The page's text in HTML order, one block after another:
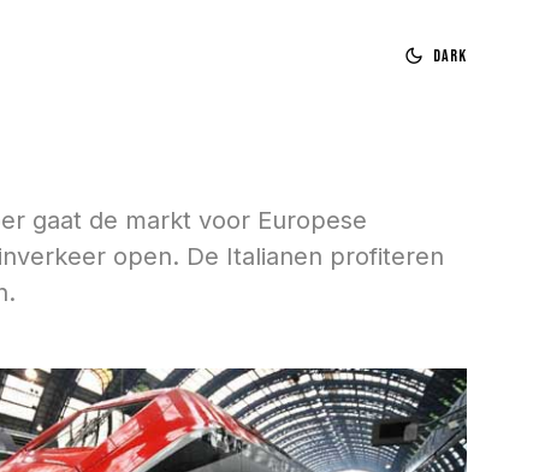
Dark
gaat de markt voor Europese
open. De Italianen profiteren